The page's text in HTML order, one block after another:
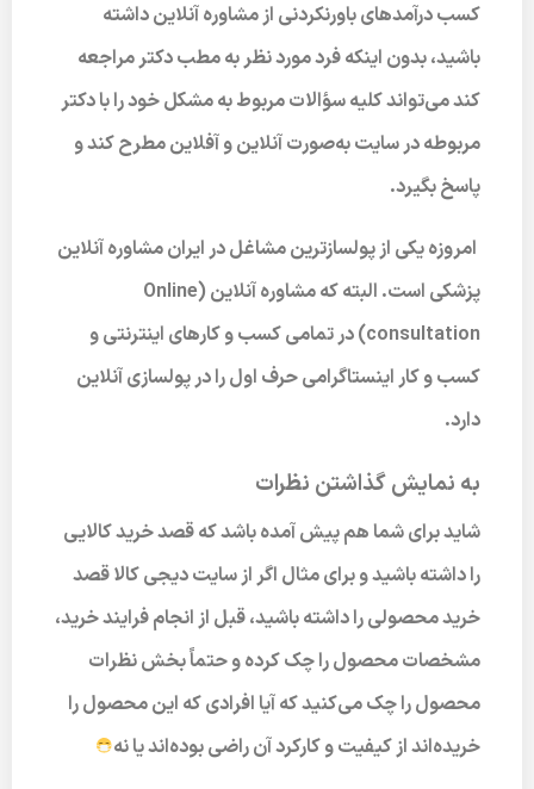
کسب درآمدهای باورنکردنی از مشاوره آنلاین داشته
باشید، بدون اینکه فرد مورد نظر به مطب دکتر مراجعه
کند می‌تواند کلیه سؤالات مربوط به مشکل خود را با دکتر
مربوطه در سایت به‌صورت آنلاین و آفلاین مطرح کند و
پاسخ بگیرد.
امروزه یکی از پولسازترین مشاغل در ایران مشاوره آنلاین
پزشکی است. البته که مشاوره آنلاین (Online
consultation) در تمامی کسب و کارهای اینترنتی و
کسب و کار اینستاگرامی حرف اول را در پولسازی آنلاین
دارد.
به نمایش گذاشتن نظرات
شاید برای شما هم پیش آمده باشد که قصد خرید کالایی
را داشته باشید و برای مثال اگر از سایت دیجی کالا قصد
خرید محصولی را داشته باشید، قبل از انجام فرایند خرید،
مشخصات محصول را چک کرده و حتماً بخش نظرات
محصول را چک می‌کنید که آیا افرادی که این محصول را
خریده‌اند از کیفیت و کارکرد آن راضی بوده‌اند یا نه